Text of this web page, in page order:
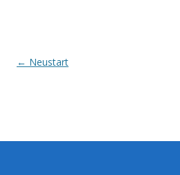
Post
← Neustart